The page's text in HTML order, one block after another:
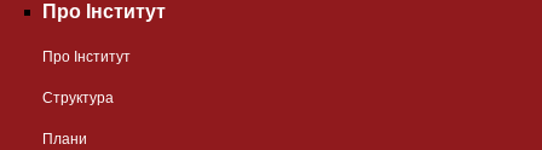
Про Інститут
Про Інститут
Структура
Плани